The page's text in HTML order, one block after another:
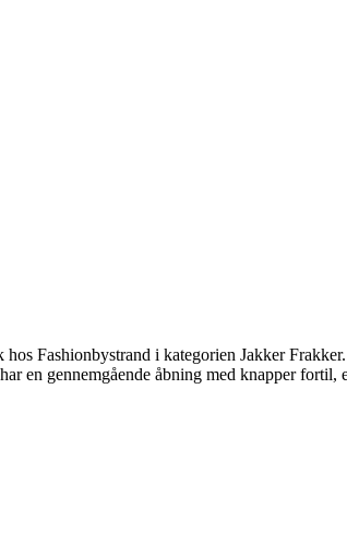
Fashionbystrand i kategorien Jakker Frakker.
en gennemgående åbning med knapper